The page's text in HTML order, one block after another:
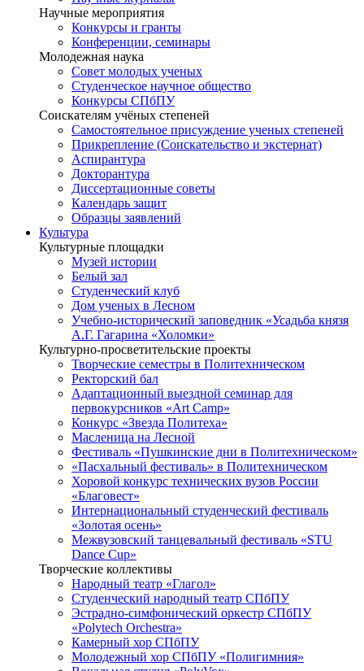
Научные мероприятия
Конкурсы и гранты
Конференции, семинары
Молодежная наука
Совет молодых ученых
Студенческое научное общество
Конкурсы СПбПУ
Соискателям учёных степеней
Самостоятельное присуждение ученых степеней
Прикрепление (Соискательство и экстернат)
Аспирантура
Докторантура
Диссертационные советы
Календарь защит
Образцы заявлений
Культура
Культурные площадки
Музей истории
Белый зал
Студенческий клуб
Дом ученых в Лесном
Учебно-исторический заповедник «Усадьба князя
А.Г. Гагарина «Холомки»
Культурно-просветительские проекты
Творческие семестры в Политехническом
Ректорский бал
Адаптационный выездной семинар для
первокурсников «Art Camp»
Конкурс «Звезда Политеха»
Масленица на Лесной
Фестиваль «Пушкинские дни в Политехническом»
«Пасхальный фестиваль» в Политехническом
Хоровой конкурс технических вузов России
«Благовест»
Интернациональный студенческий фестиваль
«Золотая осень»
Межвузовский танцевальный фестиваль «STU
Dance Cup»
Творческие коллективы
Народный театр «Глагол»
Студенческий народный театр СПбПУ
Эстрадно-симфонический оркестр СПбПУ
«Polytech Orchestra»
Камерный хор СПбПУ
Молодежный хор СПбПУ «Полигимния»